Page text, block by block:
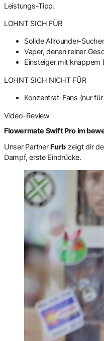
Leistungs-Tipp.
LOHNT SICH FÜR
Solide Allrounder-
Vaper, denen reiner
Einsteiger mit knappem
LOHNT SICH NICHT FÜR
Konzentrat-Fans (nur für
Video-Review
Flowermate Swift Pro im
Unser Partner Furb zeigt dir
Dampf, erste Eindrücke.